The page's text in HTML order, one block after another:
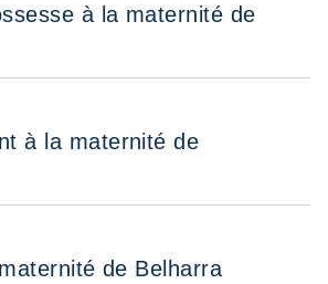
à la maternité de
à la maternité de
de Belharra